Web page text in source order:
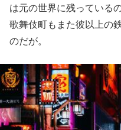
は元の世界に残っている
歌舞伎町もまた彼以上の
のだが。